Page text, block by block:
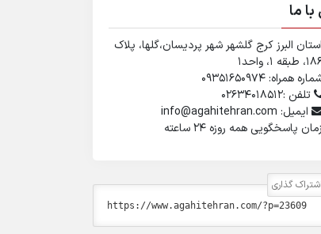
ما
استان البرز کرج گلشهر شهر پردیسان،گلها، پلاک
طبقه ۱، واحد1
همراه: 09351650974
تلفن :02634018512
ایمیل: info@agahitehran.com
زمان پاسخگویی همه روزه 24 ساعته
گذاری